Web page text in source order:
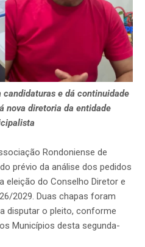
e dá continuidade
nova diretoria da entidade
Rondoniense de
prévio da análise dos pedidos
eleição do Conselho Diretor e
2029. Duas chapas foram
disputar o pleito, conforme
Municípios desta segunda-